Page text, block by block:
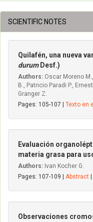
SCIENTIFIC NOTES
Quilafén, una nueva
durum Desf.)
Authors: Oscar Moreno
B., Patricio Paradi P.,
Granger Z.
Pages: 105-107 | Texto en
Evaluación
materia grasa para
Authors: Ivan Kocher G.
Pages: 107-109 | Abstract
Observaciones